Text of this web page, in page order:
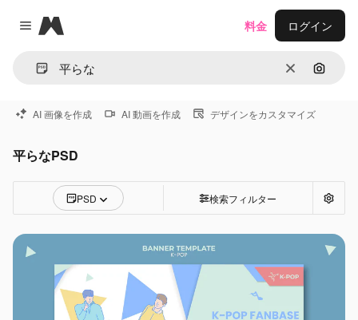
Close menu
Magnific
消去 画像で
料金 ログイン
AI 画像を作成 AI 動画を作成 デザインをカスタマイズ
平らなPSD
PSD 検索フィルター